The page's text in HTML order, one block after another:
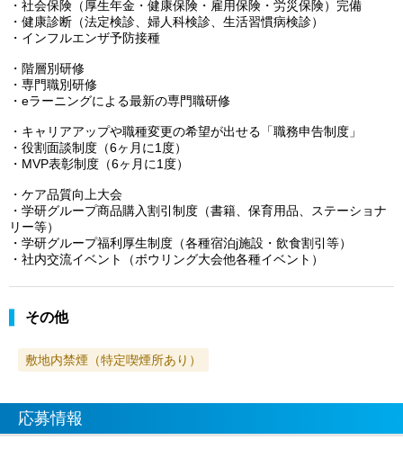
・社会保険（厚生年金・健康保険・雇用保険・労災保険）完備
・健康診断（法定検診、婦人科検診、生活習慣病検診）
・インフルエンザ予防接種
・階層別研修
・専門職別研修
・eラーニングによる最新の専門職研修
・キャリアアップや職種変更の希望が出せる「職務申告制度」
・役割面談制度（6ヶ月に1度）
・MVP表彰制度（6ヶ月に1度）
・ケア品質向上大会
・学研グループ商品購入割引制度（書籍、保育用品、ステーショナ
リー等）
・学研グループ福利厚生制度（各種宿泊j施設・飲食割引等）
・社内交流イベント（ボウリング大会他各種イベント）
その他
敷地内禁煙（特定喫煙所あり）
応募情報